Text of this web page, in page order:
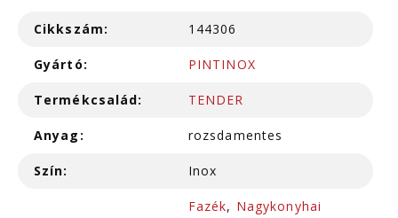
Cikkszám: 144306
Gyártó: PINTINOX
Termékcsalád: TENDER
Anyag: rozsdamentes
Szín: Inox
Fazék, Nagykonyhai